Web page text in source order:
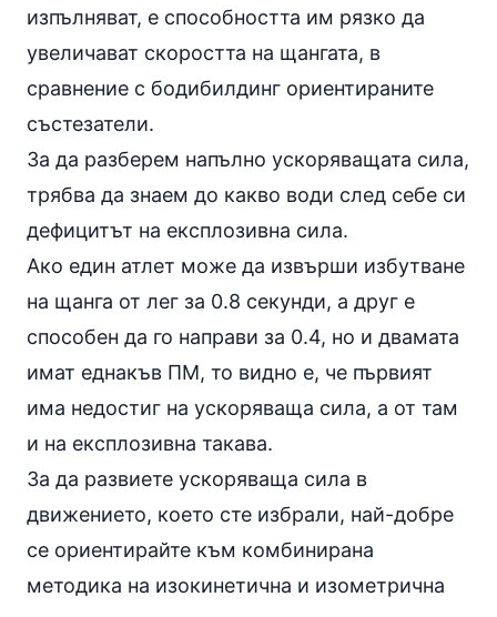
изпълняват, е способността им рязко да
увеличават скоростта на щангата, в
сравнение с бодибилдинг ориентираните
състезатели.
За да разберем напълно ускоряващата сила,
трябва да знаем до какво води след себе си
дефицитът на експлозивна сила.
Ако един атлет може да извърши избутване
на щанга от лег за 0.8 секунди, а друг е
способен да го направи за 0.4, но и двамата
имат еднакъв ПМ, то видно е, че първият
има недостиг на ускоряваща сила, а от там
и на експлозивна такава.
За да развиете ускоряваща сила в
движението, което сте избрали, най-добре
се ориентирайте към комбинирана
методика на изокинетична и изометрична